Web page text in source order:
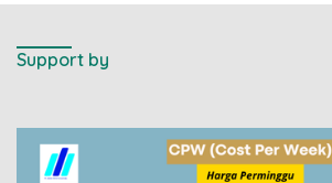
Support by